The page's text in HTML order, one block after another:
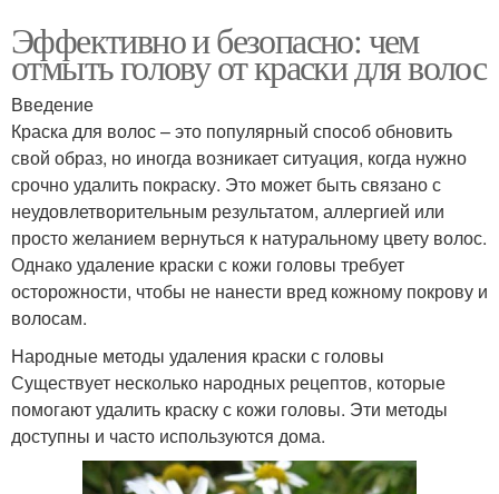
Эффективно и безопасно: чем
отмыть голову от краски для волос
Введение
Краска для волос – это популярный способ обновить
свой образ, но иногда возникает ситуация, когда нужно
срочно удалить покраску. Это может быть связано с
неудовлетворительным результатом, аллергией или
просто желанием вернуться к натуральному цвету волос.
Однако удаление краски с кожи головы требует
осторожности, чтобы не нанести вред кожному покрову и
волосам.
Народные методы удаления краски с головы
Существует несколько народных рецептов, которые
помогают удалить краску с кожи головы. Эти методы
доступны и часто используются дома.